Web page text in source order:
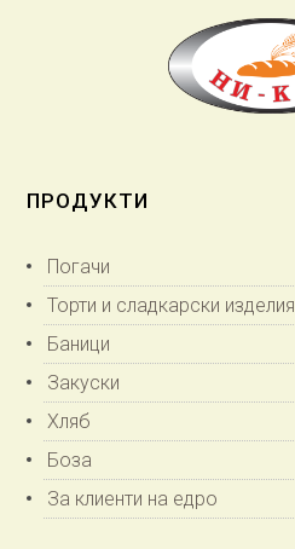
ПРОДУКТИ
Погачи
Торти и сладкарски изделия
Баници
Закуски
Хляб
Боза
За клиенти на едро